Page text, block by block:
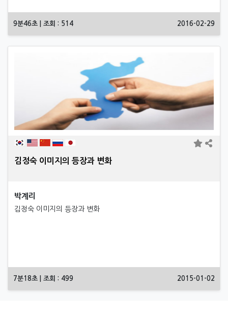
9분46초 | 조회 : 514 2016-02-29
김정숙 이미지의 등장과 변화
박계리
김정숙 이미지의 등장과 변화
7분18초 | 조회 : 499 2015-01-02